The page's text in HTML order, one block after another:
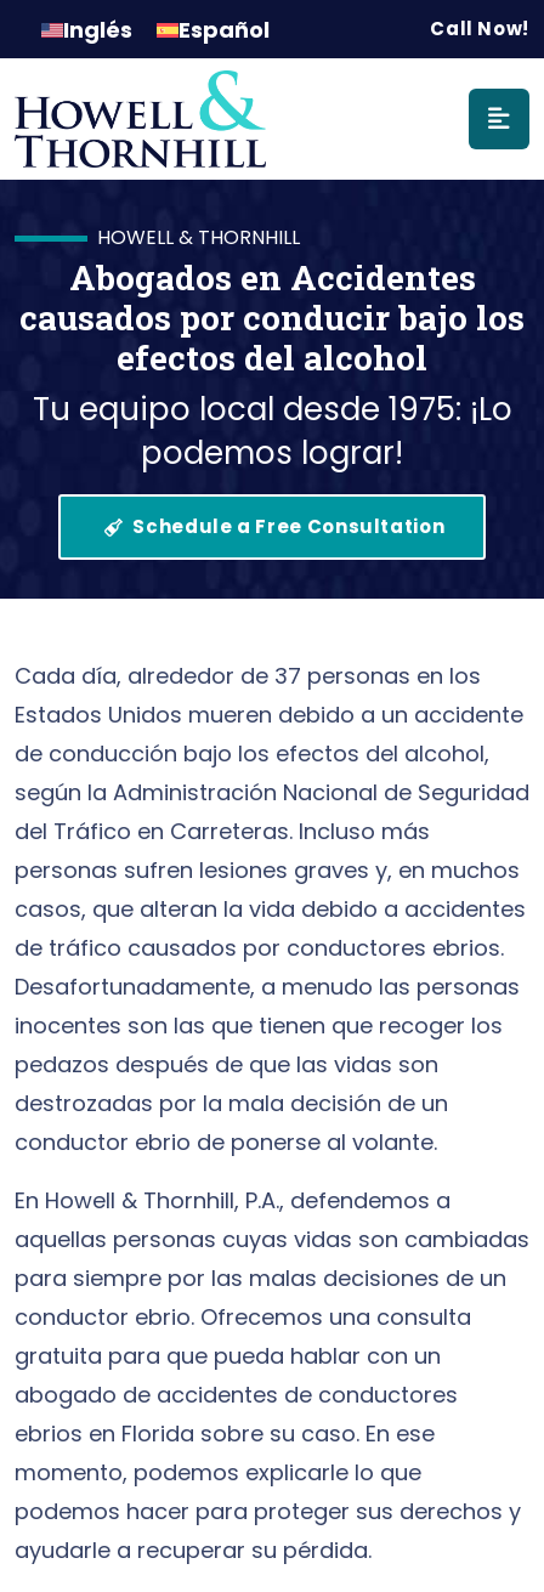
Inglés Español Call Now!
HOWELL & THORNHILL
Abogados en Accidentes
causados ​​por conducir bajo los
efectos del alcohol
Tu equipo local desde 1975: ¡Lo
podemos lograr!
Schedule a Free Consultation
Cada día, alrededor de 37 personas en los
Estados Unidos mueren debido a un accidente
de conducción bajo los efectos del alcohol,
según la Administración Nacional de Seguridad
del Tráfico en Carreteras. Incluso más
personas sufren lesiones graves y, en muchos
casos, que alteran la vida debido a accidentes
de tráfico causados por conductores ebrios.
Desafortunadamente, a menudo las personas
inocentes son las que tienen que recoger los
pedazos después de que las vidas son
destrozadas por la mala decisión de un
conductor ebrio de ponerse al volante.
En Howell & Thornhill, P.A., defendemos a
aquellas personas cuyas vidas son cambiadas
para siempre por las malas decisiones de un
conductor ebrio. Ofrecemos una consulta
gratuita para que pueda hablar con un
abogado de accidentes de conductores
ebrios en Florida sobre su caso. En ese
momento, podemos explicarle lo que
podemos hacer para proteger sus derechos y
ayudarle a recuperar su pérdida.